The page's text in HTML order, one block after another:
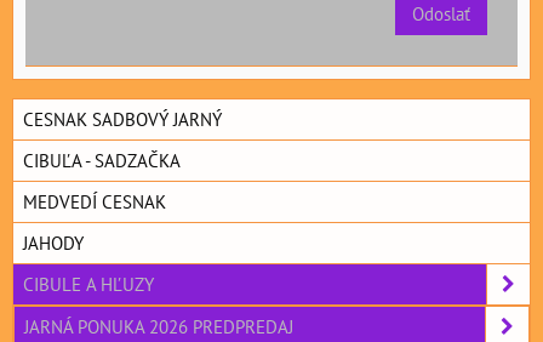
Odoslať
CESNAK SADBOVÝ JARNÝ
CIBUĽA - SADZAČKA
MEDVEDÍ CESNAK
JAHODY
CIBULE A HĽUZY
JARNÁ PONUKA 2026 PREDPREDAJ